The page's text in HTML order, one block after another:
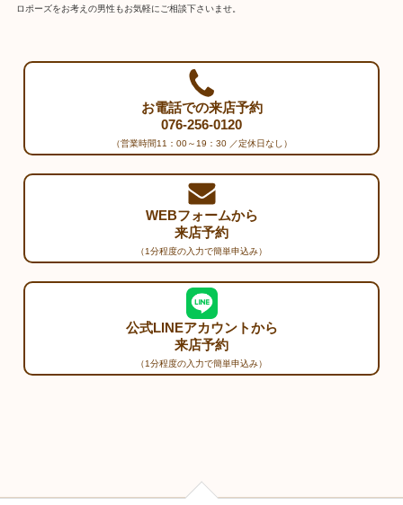
ロポーズをお考えの男性もお気軽にご相談下さいませ。
お電話での来店予約
076-256-0120
（営業時間11：00～19：30 ／定休日なし）
WEBフォームから
来店予約
（1分程度の入力で簡単申込み）
公式LINEアカウントから
来店予約
（1分程度の入力で簡単申込み）